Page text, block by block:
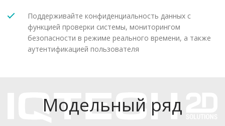
Поддерживайте конфиденциальность данных с
функцией проверки системы, мониторингом
безопасности в режиме реального времени, а также
аутентификацией пользователя
Модельный ряд